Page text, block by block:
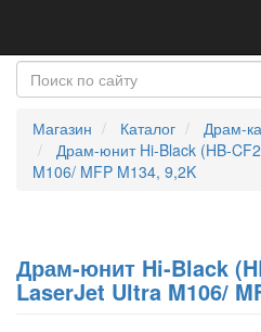
Магазин Каталог Драм-
Драм-юнит Hi-Black (HB-
M106/ MFP M134, 9,2K
Драм-юнит Hi-Black
LaserJet Ultra M106/